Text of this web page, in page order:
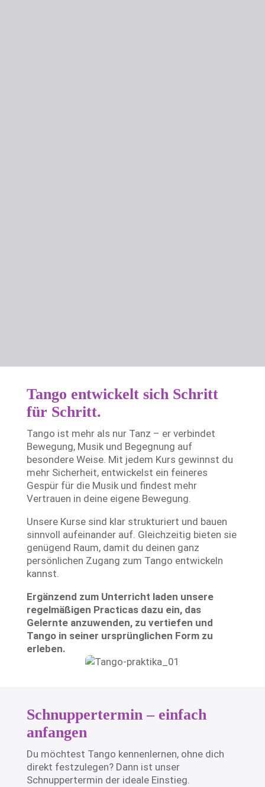
Tango entwickelt sich Schritt
für Schritt.
Tango ist mehr als nur Tanz – er verbindet
Bewegung, Musik und Begegnung auf
besondere Weise. Mit jedem Kurs gewinnst du
mehr Sicherheit, entwickelst ein feineres
Gespür für die Musik und findest mehr
Vertrauen in deine eigene Bewegung.
Unsere Kurse sind klar strukturiert und bauen
sinnvoll aufeinander auf. Gleichzeitig bieten sie
genügend Raum, damit du deinen ganz
persönlichen Zugang zum Tango entwickeln
kannst.
Ergänzend zum Unterricht laden unsere
regelmäßigen Practicas dazu ein, das
Gelernte anzuwenden, zu vertiefen und
Tango in seiner ursprünglichen Form zu
erleben.
Schnuppertermin – einfach
anfangen
Du möchtest Tango kennenlernen, ohne dich
direkt festzulegen? Dann ist unser
Schnuppertermin der ideale Einstieg.